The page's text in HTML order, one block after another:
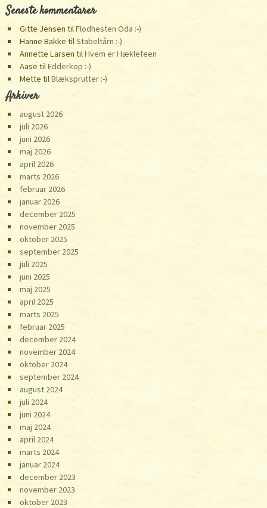
Seneste kommentarer
Gitte Jensen tilFlodhesten Oda :-)
Hanne Bakke tilStabeltårn :-)
Annette Larsen tilHvem er Hæklefeen
Aase tilEdderkop :-)
Mette tilBlæksprutter :-)
Arkiver
august 2026
juli 2026
juni 2026
maj 2026
april 2026
marts 2026
februar 2026
januar 2026
december 2025
november 2025
oktober 2025
september 2025
juli 2025
juni 2025
maj 2025
april 2025
marts 2025
februar 2025
december 2024
november 2024
oktober 2024
september 2024
august 2024
juli 2024
juni 2024
maj 2024
april 2024
marts 2024
januar 2024
december 2023
november 2023
oktober 2023